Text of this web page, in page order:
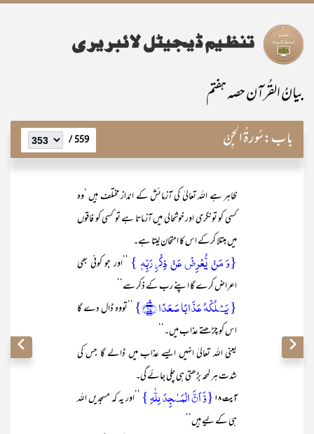
بیانُ القُرآن حصہ ہفتم
باب:سُورۃُ الْجِنّ 559 /
ظاہر ہے اللہ تعالیٰ کی آزمائش کے انداز مختلف ہیں ‘وہ
کسی کو تونگری اور خوشحالی میں آزماتا ہے تو کسی کو فاقوں
میں مبتلا کرکے اس کا امتحان لیتا ہے۔
{وَ مَنۡ یُّعۡرِضۡ عَنۡ ذِکۡرِ رَبِّہٖ } ’’اور جو کوئی بھی
اعراض کرے گا اپنے رب کے ذکر سے‘‘
{ یَسۡلُکۡہُ عَذَابًا صَعَدًا ﴿ۙ۱۷﴾}
’’تووہ ڈال دے گا
اس کو چڑھتے عذاب میں۔‘‘
یعنی اللہ تعالیٰ انہیں ایسے عذاب میں ڈالے گا جس کی
شدت ہر لمحہ بڑھتی ہی چلی جائے گی۔
آیت ۱۸ {وَّ اَنَّ الۡمَسٰجِدَ لِلّٰہِ } ’’اور یہ کہ مسجدیں اللہ
ہی کے لیے ہیں‘‘